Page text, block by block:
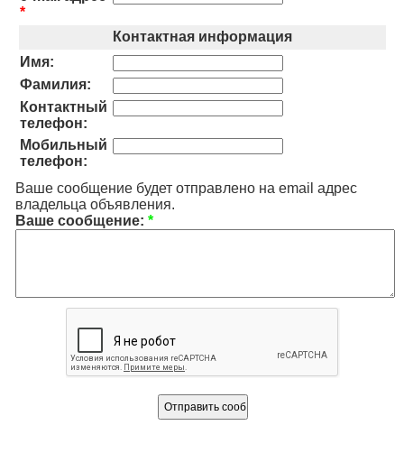
*
Контактная информация
Имя:
Фамилия:
Контактный
телефон:
Мобильный
телефон:
Ваше сообщение будет отправлено на email адрес
владельца объявления.
Ваше сообщение: *